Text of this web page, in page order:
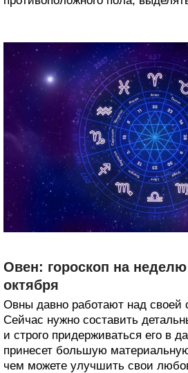
Овен: гороскоп на
октября
Овны давно работают над своей
Сейчас нужно составить
и строго придерживаться его в
принесет большую
чем можете улучшить свои